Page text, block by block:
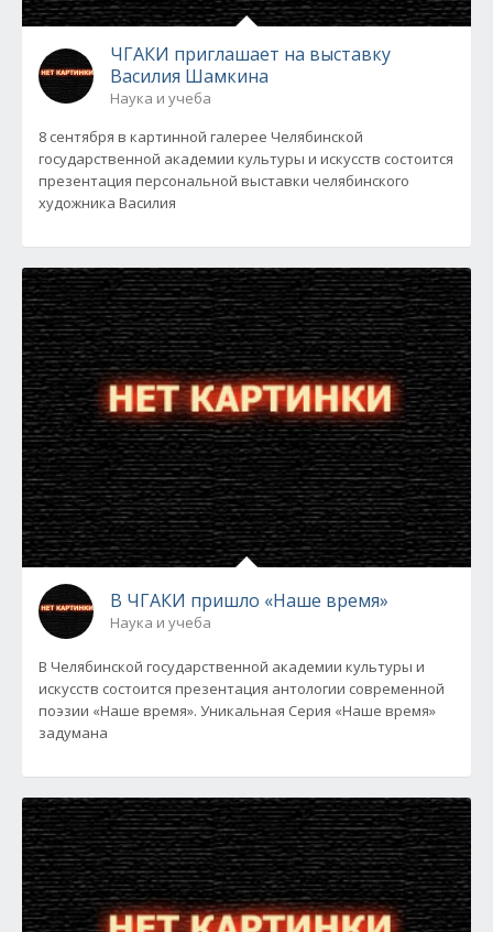
ЧГАКИ приглашает на выставку
Василия Шамкина
Наука и учеба
8 сентября в картинной галерее Челябинской
государственной академии культуры и искусств состоится
презентация персональной выставки челябинского
художника Василия
В ЧГАКИ пришло «Наше время»
Наука и учеба
В Челябинской государственной академии культуры и
искусств состоится презентация антологии современной
поэзии «Наше время». Уникальная Серия «Наше время»
задумана